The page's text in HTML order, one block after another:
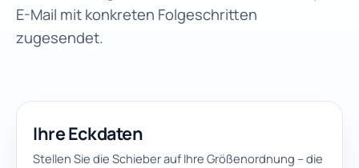
E-Mail mit konkreten Folgeschritten
zugesendet.
Ihre Eckdaten
Stellen Sie die Schieber auf Ihre Größenordnung – die